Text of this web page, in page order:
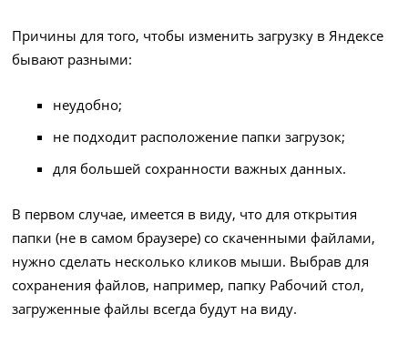
Причины для того, чтобы изменить загрузку в Яндексе
бывают разными:
неудобно;
не подходит расположение папки загрузок;
для большей сохранности важных данных.
В первом случае, имеется в виду, что для открытия
папки (не в самом браузере) со скаченными файлами,
нужно сделать несколько кликов мыши. Выбрав для
сохранения файлов, например, папку Рабочий стол,
загруженные файлы всегда будут на виду.